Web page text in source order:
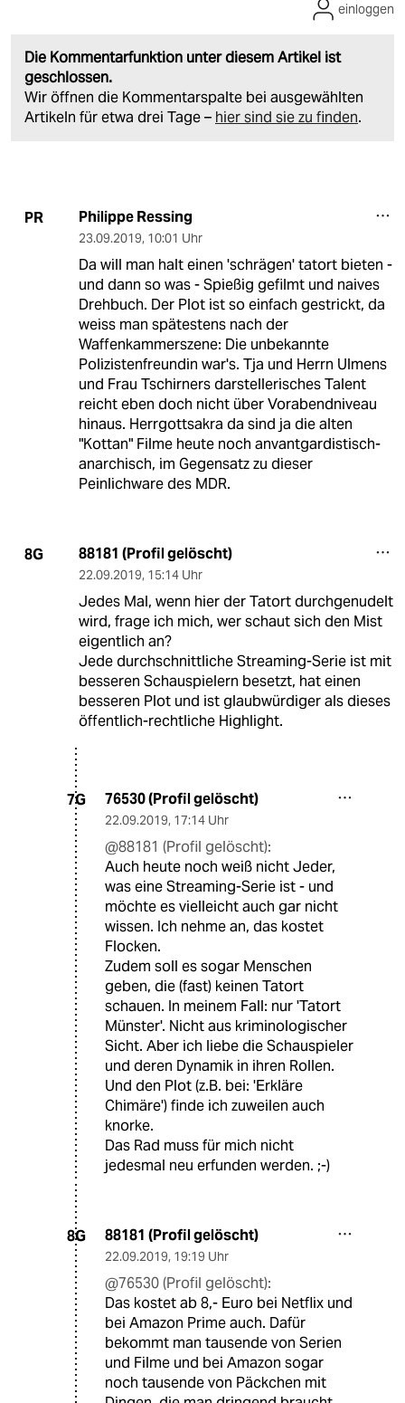
Die Kommentarfunktion unter diesem Artikel ist
geschlossen.
Wir öffnen die Kommentarspalte bei ausgewählten
Artikeln für etwa drei Tage – hier sind sie zu finden.
einloggen
PR Philippe Ressing
23.09.2019, 10:01 Uhr
Da will man halt einen 'schrägen' tatort bieten -
und dann so was - Spießig gefilmt und naives
Drehbuch. Der Plot ist so einfach gestrickt, da
weiss man spätestens nach der
Waffenkammerszene: Die unbekannte
Polizistenfreundin war's. Tja und Herrn Ulmens
und Frau Tschirners darstellerisches Talent
reicht eben doch nicht über Vorabendniveau
hinaus. Herrgottsakra da sind ja die alten
"Kottan" Filme heute noch anvantgardistisch-
anarchisch, im Gegensatz zu dieser
Peinlichware des MDR.
8G 88181 (Profil gelöscht)
22.09.2019, 15:14 Uhr
Jedes Mal, wenn hier der Tatort durchgenudelt
wird, frage ich mich, wer schaut sich den Mist
eigentlich an?
Jede durchschnittliche Streaming-Serie ist mit
besseren Schauspielern besetzt, hat einen
besseren Plot und ist glaubwürdiger als dieses
öffentlich-rechtliche Highlight.
7G 76530 (Profil gelöscht)
22.09.2019, 17:14 Uhr
@88181 (Profil gelöscht):
Auch heute noch weiß nicht Jeder,
was eine Streaming-Serie ist - und
möchte es vielleicht auch gar nicht
wissen. Ich nehme an, das kostet
Flocken.
Zudem soll es sogar Menschen
geben, die (fast) keinen Tatort
schauen. In meinem Fall: nur 'Tatort
Münster'. Nicht aus kriminologischer
Sicht. Aber ich liebe die Schauspieler
und deren Dynamik in ihren Rollen.
Und den Plot (z.B. bei: 'Erkläre
Chimäre') finde ich zuweilen auch
knorke.
Das Rad muss für mich nicht
jedesmal neu erfunden werden. ;-)
8G 88181 (Profil gelöscht)
22.09.2019, 19:19 Uhr
@76530 (Profil gelöscht):
Das kostet ab 8,- Euro bei Netflix und
bei Amazon Prime auch. Dafür
bekommt man tausende von Serien
und Filme und bei Amazon sogar
noch tausende von Päckchen mit